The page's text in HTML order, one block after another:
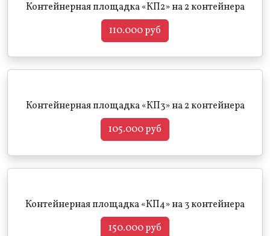
Контейнерная площадка «КП2» на 2 контейнера
110.000 руб
Контейнерная площадка «КП3» на 2 контейнера
105.000 руб
Контейнерная площадка «КП4» на 3 контейнера
150.000 руб